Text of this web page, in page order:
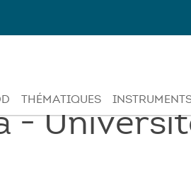
THÉMATIQUES
-